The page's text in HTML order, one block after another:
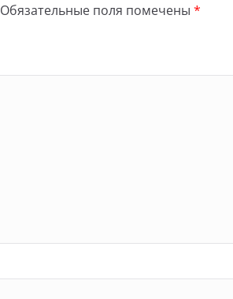
Обязательные поля помечены *